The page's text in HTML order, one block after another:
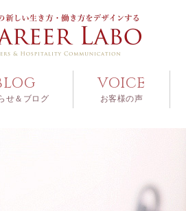
せ＆ブログ
VOICE
お客様の声